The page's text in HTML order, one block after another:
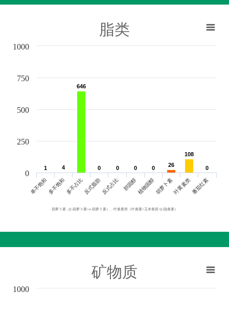
脂类
胡萝卜素（β-胡萝卜素+α-胡萝卜素）、叶黄素类（叶黄素+玉米黄质+β-隐黄素）
1
1 4
4
646
646
0
0 0
0 0
0 0
0 26
26
108
108
0
0
单不饱和多不饱和多不占比反式脂肪反式占比 胆固醇植物固醇胡萝卜素叶黄素类番茄红素
0
250
500
750
1000
矿物质
1000